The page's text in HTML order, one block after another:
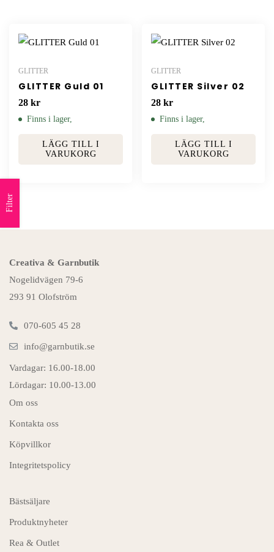
Filter
GLITTER
GLITTER Guld 01
28 kr
Finns i lager,
LÄGG TILL I
VARUKORG
GLITTER
GLITTER Silver 02
28 kr
Finns i lager,
LÄGG TILL I
VARUKORG
Creativa & Garnbutik
Nogelidvägen 79-6
293 91 Olofström
070-605 45 28
info@garnbutik.se
Vardagar: 16.00-18.00
Lördagar: 10.00-13.00
Om oss
Kontakta oss
Köpvillkor
Integritetspolicy
Bästsäljare
Produktnyheter
Rea & Outlet